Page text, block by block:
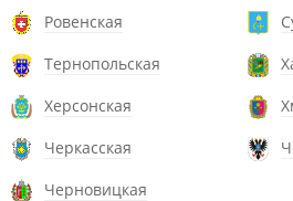
Ровенская
Тернопольская
Херсонская
Черкасская
Черновицкая